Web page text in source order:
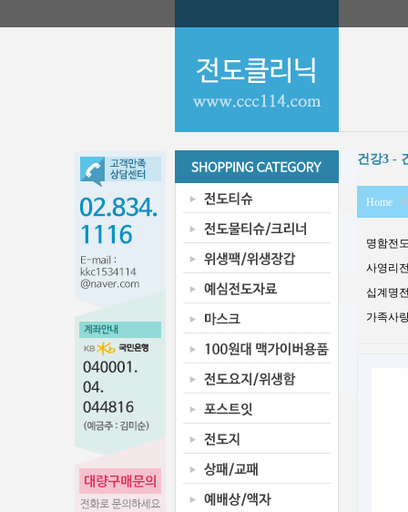
건강3 -
Home
명함전
사영리
십계명
가족사